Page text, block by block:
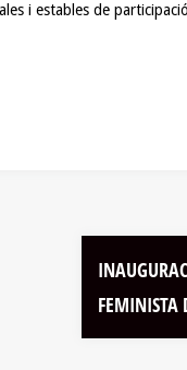
i estables de
FEMINISTA